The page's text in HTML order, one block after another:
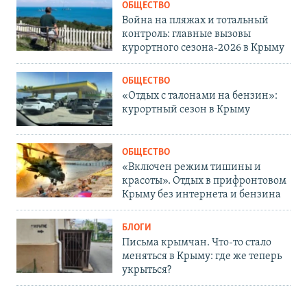
ОБЩЕСТВО
Война на пляжах и тотальный
контроль: главные вызовы
курортного сезона-2026 в Крыму
ОБЩЕСТВО
«Отдых с талонами на бензин»:
курортный сезон в Крыму
ОБЩЕСТВО
«Включен режим тишины и
красоты». Отдых в прифронтовом
Крыму без интернета и бензина
БЛОГИ
Письма крымчан. Что-то стало
меняться в Крыму: где же теперь
укрыться?